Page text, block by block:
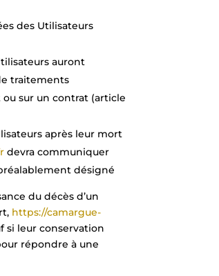
des Utilisateurs
auront
traitements
sur un contrat (article
après leur mort
devra communiquer
désigné
du décès d’un
https://camargue-
si leur conservation
répondre à une